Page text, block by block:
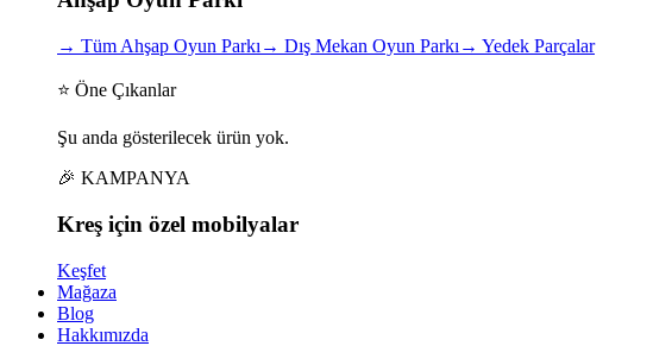
→ Tüm Ahşap Oyun Parkı → Dış Mekan Oyun Parkı → Yedek Parçalar
⭐ Öne Çıkanlar
Şu anda gösterilecek ürün yok.
🎉 KAMPANYA
Kreş için özel mobilyalar
Keşfet
Mağaza
Blog
Hakkımızda